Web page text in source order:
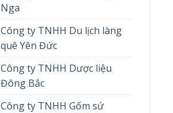
Nga
Công ty TNHH Du lịch làng
quê Yên Đức
Công ty TNHH Dược liệu
Đông Bắc
Công ty TNHH Gốm sứ